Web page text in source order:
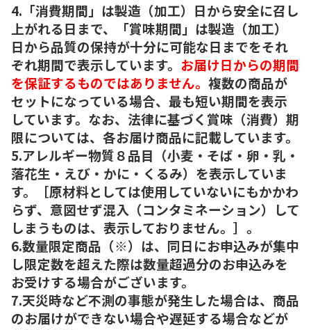
4.「消費期間」は製造（加工）日から安全に召し
上がれる日まで、「賞味期間」は製造（加工）
日から品質の保持が十分に可能な日までをそれ
ぞれ期間で表示しています。 お届け日からの期間
を保証するものではありません。 複数の商品が
セットになっている場合、最も短い期間を表示
しています。なお、法律に基づく賞味（消費）期
限については、各お届け商品に記載しています。
5.アレルギー物質８品目（小麦・そば・卵・乳・
落花生・えび・かに・くるみ）を表示していま
す。［原材料としては使用していないにもかかわ
らず、意図せず混入（コンタミネーション）して
しまうものは、表示しておりません。］。
6.数量限定商品（※）は、同日にお申込みが集中
し限定数を超えた際は数量超過分のお申込みを
お受けする場合がございます。
7.天災時など不測の事態が発生した場合は、商品
のお届けができない場合や遅延する場合などが